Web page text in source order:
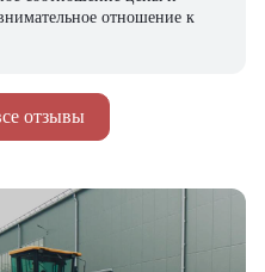
отзывы
отношение к